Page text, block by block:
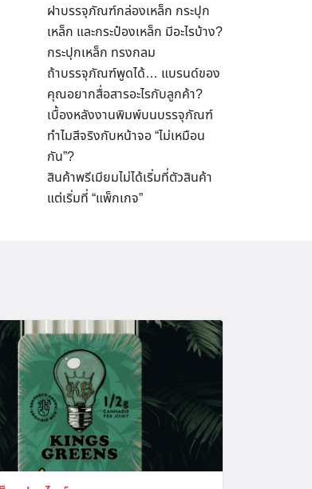
ฝาบรรจุภัณฑ์กล่องเหล็ก กระปุก
เหล็ก และกระป๋องเหล็ก มีอะไรบ้าง?
กระปุกเหล็ก ทรงกลม
ถ้าบรรจุภัณฑ์พูดได้… แบรนด์ของ
คุณอยากสื่อสารอะไรกับลูกค้า?
เบื้องหลังงานพิมพ์บนบรรจุภัณฑ์
ทำไมสีจริงกับหน้าจอ “ไม่เหมือน
กัน”?
สินค้าพรีเมียมไม่ได้เริ่มที่ตัวสินค้า
แต่เริ่มที่ “แพ็กเกจ”